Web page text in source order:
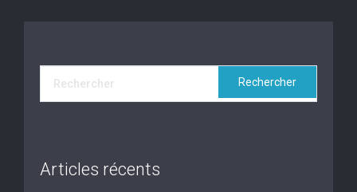
Articles récents